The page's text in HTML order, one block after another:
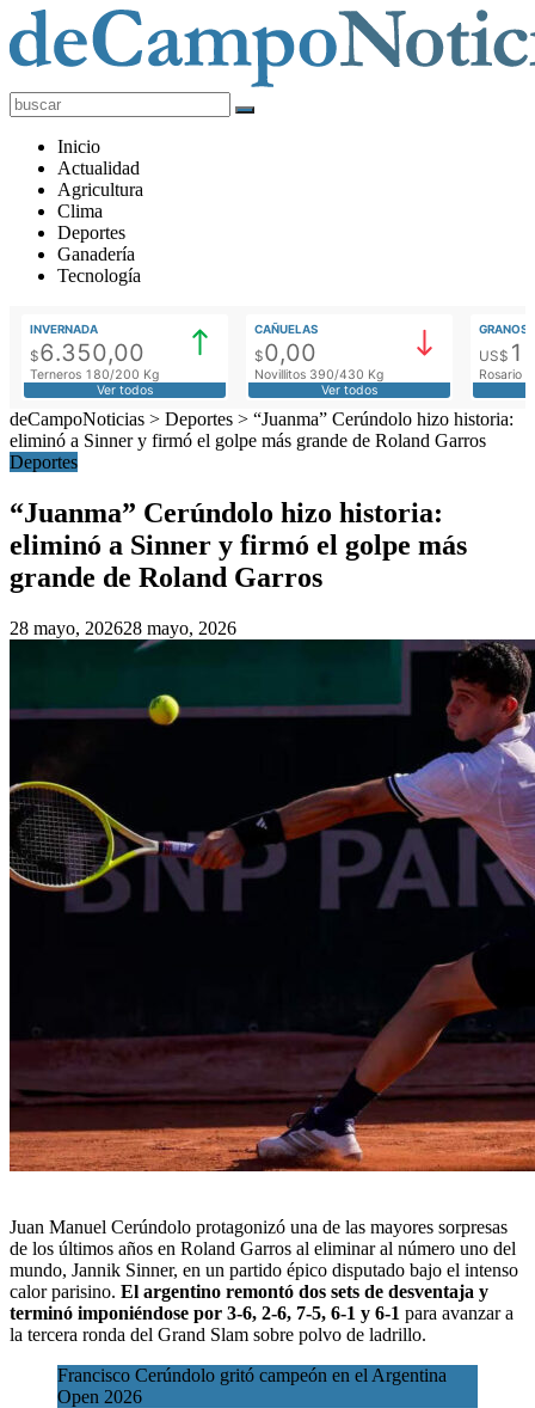
deCampoNoticias
Actualidad
Agropecuaria
Inicio
Actualidad
Agricultura
Clima
Deportes
Ganadería
Tecnología
INVERNADA
$6.350,00
Terneros 180/200 Kg
Ver todos
CAÑUELAS
$0,00
Novillitos 390/430 Kg
Ver todos
GRANOS
US$
Rosario
deCampoNoticias > Deportes > “Juanma” Cerúndolo hizo historia:
eliminó a Sinner y firmó el golpe más grande de Roland Garros
Deportes
“Juanma” Cerúndolo hizo historia:
eliminó a Sinner y firmó el golpe más
grande de Roland Garros
28 mayo, 202628 mayo, 2026
Juan Manuel Cerúndolo protagonizó una de las mayores sorpresas
de los últimos años en Roland Garros al eliminar al número uno del
mundo, Jannik Sinner, en un partido épico disputado bajo el intenso
calor parisino. El argentino remontó dos sets de desventaja y
terminó imponiéndose por 3-6, 2-6, 7-5, 6-1 y 6-1 para avanzar a
la tercera ronda del Grand Slam sobre polvo de ladrillo.
Francisco Cerúndolo gritó campeón en el Argentina
Open 2026